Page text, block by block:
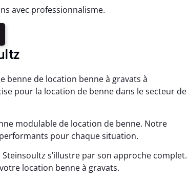
avec professionnalisme.
benne de location benne à gravats à
pour la location de benne dans le secteur de
modulable de location de benne. Notre
pour chaque situation.
s’illustre par son approche complet.
location benne à gravats.